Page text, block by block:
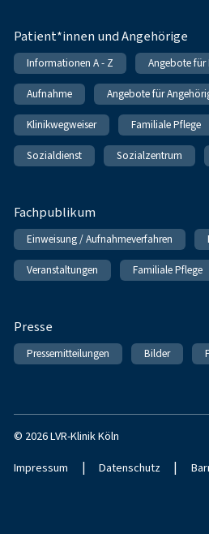
Patient*innen und Angehörige
Informationen A - Z Angebote für
Aufnahme Angebote für
Klinikwegweiser Familiale Pflege
Sozialdienst Sozialzentrum
Fachpublikum
Einweisung / Aufnahmeverfahren
Veranstaltungen Familiale Pflege
Presse
Pressemitteilungen Bilder
© 2026 LVR-Klinik Köln
Impressum | Datenschutz |